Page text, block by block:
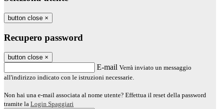
button close ×
Recupero password
button close ×
E-mail Verrà inviato un messaggio
all'indirizzo indicato con le istruzioni necessarie.
Non hai una e-mail associata al nome utente? Effettua il reset della password
tramite la Login Spaggiari